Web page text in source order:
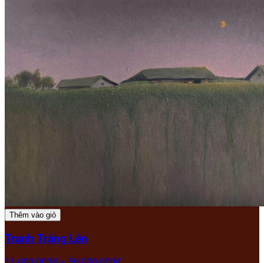
Thêm vào giỏ
Tranh Trăng Lên